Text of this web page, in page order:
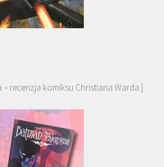
recenzja komiksu Christiana Warda |